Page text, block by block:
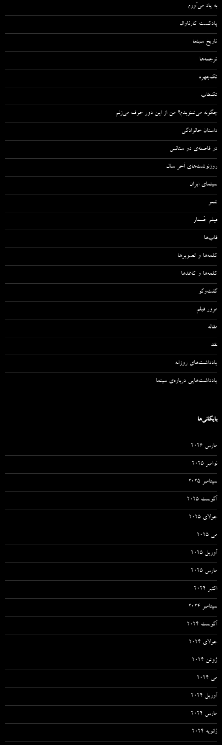
به یاد می‌آورم
پادکست کارناوال
تاریخ سینما
ترجمه‌ها
تک‌چهره
تک‌قاب
چگونه می‌شنویدم؟ من از این دور حرف می‌زنم
داستان خانوادگی
در فاصله‌ی دو سئانس
روزنوشت‌های آخر سال
سینمای ایران
شعر
فیلم جُستار
قاب‌ها
کلمه‌ها و تصویرها
کلمه‌ها و کاغذها
گفت‌وگو
مرور فیلم
مقاله‌
نقد
یادداشت‌های روزانه
یادداشت‌هایی درباره‌ی سینما
بایگانی‌ها
مارس 2026
نوامبر 2025
سپتامبر 2025
آگوست 2025
جولای 2025
می 2025
آوریل 2025
مارس 2025
اکتبر 2024
سپتامبر 2024
آگوست 2024
جولای 2024
ژوئن 2024
می 2024
آوریل 2024
مارس 2024
ژانویه 2024